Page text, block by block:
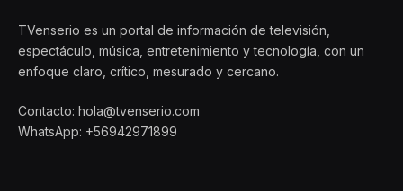
TVenserio es un portal de información de televisión,
espectáculo, música, entretenimiento y tecnología, con un
enfoque claro, crítico, mesurado y cercano.
Contacto: hola@tvenserio.com
WhatsApp: +56942971899